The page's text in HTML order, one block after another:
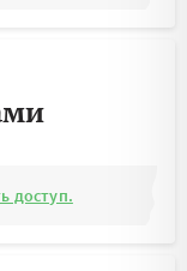
доступ.